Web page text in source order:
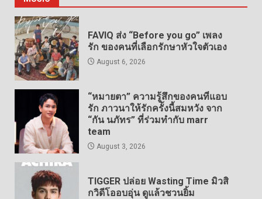
FAVIQ ส่ง “Before you go” เพลง
รัก ของคนที่เลือกรักษาหัวใจตัวเอง
August 6, 2026
“หมายตา” ความรู้สึกของคนที่แอบ
รัก ภาวนาให้รักครั้งนี้สมหวัง จาก
“กัน นภัทร” ที่ร่วมทำกับ marr
team
August 3, 2026
TIGGER ปล่อย Wasting Time มิวสิ
กวิดีโออบอุ่น ดูแล้วชวนยิ้ม